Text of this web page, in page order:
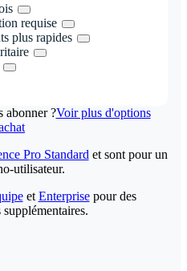
requise
plus rapides
abonner ?Voir plus d'options
Pro Standard et sont pour un
utilisateur.
et Enterprisepour des